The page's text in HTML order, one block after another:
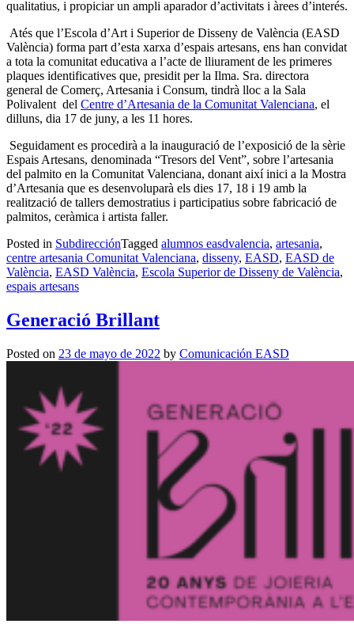
qualitatius, i propiciar un ampli aparador d’activitats i àrees d’interés.
Atés que l’Escola d’Art i Superior de Disseny de València (EASD
València) forma part d’esta xarxa d’espais artesans, ens han convidat
a tota la comunitat educativa a l’acte de lliurament de les primeres
plaques identificatives que, presidit per la Ilma. Sra. directora
general de Comerç, Artesania i Consum, tindrà lloc a la Sala
Polivalent del Centre d’Artesania de la Comunitat Valenciana, el
dilluns, dia 17 de juny, a les 11 hores.
Seguidament es procedirà a la inauguració de l’exposició de la sèrie
Espais Artesans, denominada “Tresors del Vent”, sobre l’artesania
del palmito en la Comunitat Valenciana, donant així inici a la Mostra
d’Artesania que es desenvoluparà els dies 17, 18 i 19 amb la
realització de tallers demostratius i participatius sobre fabricació de
palmitos, ceràmica i artista faller.
Posted in SubdirecciónTagged alumnos easdvalencia, artesania,
centre artesania Comunitat Valenciana, disseny, EASD, EASD de
València, EASD València, Escola Superior de Disseny de València,
espais artesans
Generació Brillant
Posted on 23 de mayo de 2022 by Comunicación EASD